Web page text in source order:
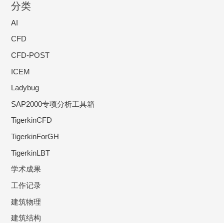
分类
AI
CFD
CFD-POST
ICEM
Ladybug
SAP2000专项分析工具箱
TigerkinCFD
TigerkinForGH
TigerkinLBT
学术成果
工作记录
建筑物理
建筑结构